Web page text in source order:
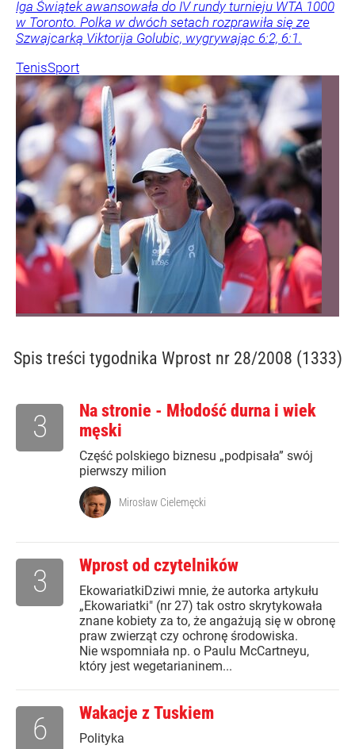
Iga Świątek awansowała do IV rundy turnieju WTA 1000
w Toronto. Polka w dwóch setach rozprawiła się ze
Szwajcarką Viktorija Golubic, wygrywając 6:2, 6:1.
TenisSport
Spis treści tygodnika Wprost nr 28/2008 (1333)
Na stronie - Młodość durna i wiek
męski
Część polskiego biznesu „podpisała” swój
pierwszy milion
3
Mirosław Cielemęcki
Wprost od czytelników
EkowariatkiDziwi mnie, że autorka artykułu
„Ekowariatki" (nr 27) tak ostro skrytykowała
znane kobiety za to, że angażują się w obronę
praw zwierząt czy ochronę środowiska.
Nie wspomniała np. o Paulu McCartneyu,
który jest wegetarianinem...
3
Wakacje z Tuskiem
Polityka
6